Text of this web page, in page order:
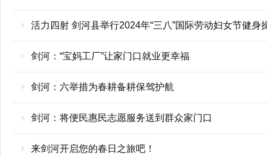
活力四射 剑河县举行2024年“三八”国际劳动妇女节健身
剑河：“宝妈工厂”让家门口就业更幸福
剑河：六举措为春耕备耕保驾护航
剑河：将便民惠民志愿服务送到群众家门口
来剑河开启您的春日之旅吧！